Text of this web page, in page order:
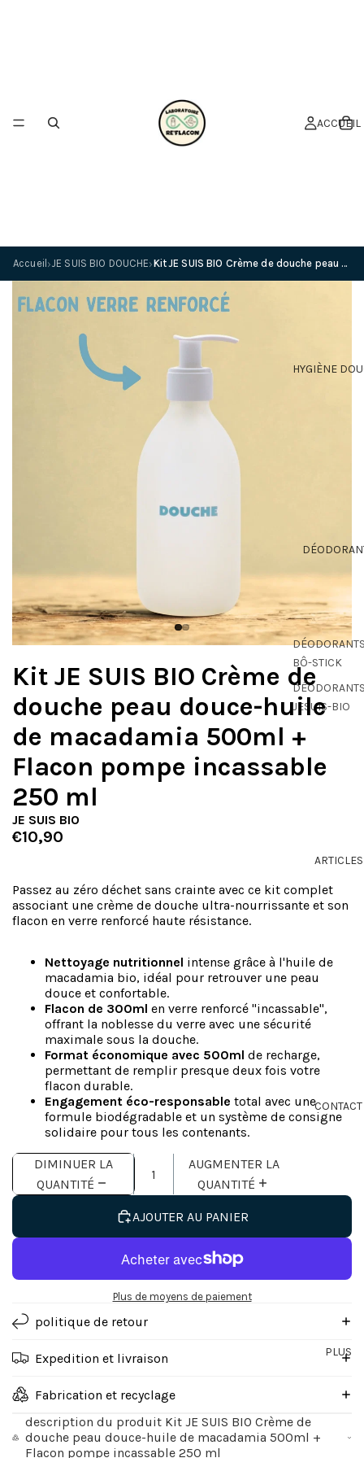
ACCUEIL
HYGIÈNE
BÔ-STICK
JESUIS-BIO
ARTICLES
CONTACT
PLUS
Accueil JE SUIS BIO DOUCHE Kit JE SUIS BIO Crème de douche peau douce-huile de macadamia 500ml + Flacon pompe incassable 250 ml
Kit JE SUIS BIO Crème de
douche peau douce-huile
de macadamia 500ml +
Flacon pompe incassable
250 ml
JE SUIS BIO
€10,90
Passez au zéro déchet sans crainte avec ce kit complet
associant une crème de douche ultra-nourrissante et son
flacon en verre renforcé haute résistance.
Nettoyage nutritionnel intense grâce à l'huile de
macadamia bio, idéal pour retrouver une peau
douce et confortable.
Flacon de 300ml en verre renforcé "incassable",
offrant la noblesse du verre avec une sécurité
maximale sous la douche.
Format économique avec 500ml de recharge,
permettant de remplir presque deux fois votre
flacon durable.
Engagement éco-responsable total avec une
formule biodégradable et un système de consigne
solidaire pour tous les contenants.
DIMINUER LA
QUANTITÉ
AUGMENTER LA
QUANTITÉ
AJOUTER AU PANIER
Plus de moyens de paiement
politique de retour
Expedition et livraison
Fabrication et recyclage
description du produit Kit JE SUIS BIO Crème de
douche peau douce-huile de macadamia 500ml +
Flacon pompe incassable 250 ml